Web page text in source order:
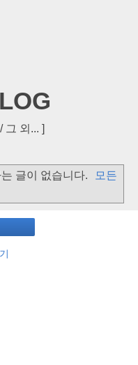
그 외... ]
글이 없습니다.
모든